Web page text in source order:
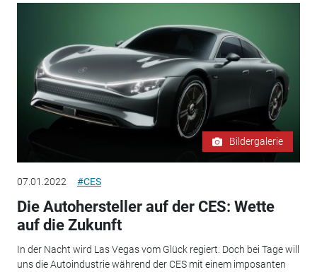
Bildergalerie
07.01.2022 #CES
Die Autohersteller auf der CES: Wette
auf die Zukunft
In der Nacht wird Las Vegas vom Glück regiert. Doch bei Tage will
uns die Autoindustrie während der CES mit einem imposanten